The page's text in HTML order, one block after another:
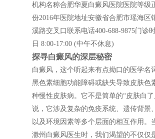
机构名称合肥华夏白癜风医院医院等级
份2016年医院地址安徽省合肥市瑶海区
溪路交叉口联系电话400-688-9875门诊
日 8:00-17:00 (中午不休息)
探寻白癜风的深层秘密
白癜风，这个听起来有点拗口的医学名
黑色素细胞功能障碍或缺失导致皮肤色
种慢性皮肤病。它不是简单的“皮肤白了
说，它涉及复杂的免疫系统、遗传背景
以及环境因素等多个层面的相互作用。
滁州白癜风医生时，我们渴望的不仅仅